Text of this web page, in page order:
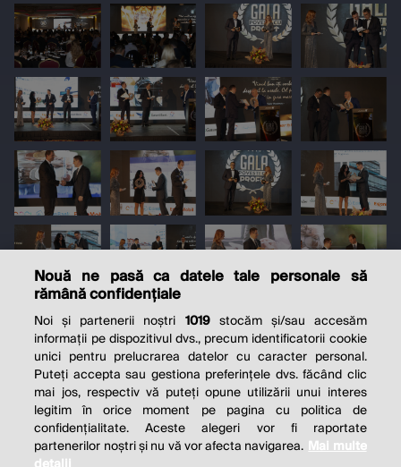
Nouă ne pasă ca datele tale personale să
rămână confidențiale
Noi și partenerii noștri 1019stocăm și/sau accesăm
informații pe dispozitivul dvs., precum identificatorii cookie
unici pentru prelucrarea datelor cu caracter personal.
Puteți accepta sau gestiona preferințele dvs. făcând clic
mai jos, respectiv vă puteți opune utilizării unui interes
legitim în orice moment pe pagina cu politica de
confidențialitate. Aceste alegeri vor fi raportate
partenerilor noștri și nu vă vor afecta navigarea. Mai multe